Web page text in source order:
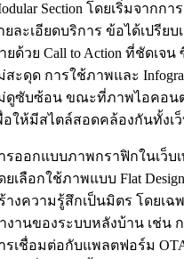
Section โดยเริ่มจาก
ยละเอียดบริการ ข้อได้เปรีย
ยด้วย Call to Action ที่ชัดเ
สะดุด การใช้ภาพและ
ดูซับซ้อน ขณะที่ภาพไอคอนต่
อให้มีสไตล์สอดคล้องกันทั้งเ
รออกแบบภาพกราฟิกในเว็บ
ยเลือกใช้ภาพแบบ Flat
างความรู้สึกเป็นมิตร โดยเฉ
งานของระบบหลังบ้าน เช่น
รเชื่อมต่อกับแพลตฟอร์ม